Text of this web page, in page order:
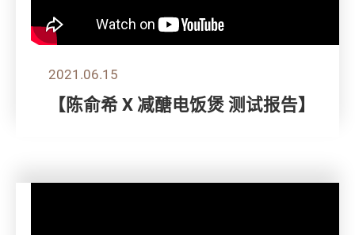
2021.06.15
【陈俞希 X 减醣电饭煲 测试报告】